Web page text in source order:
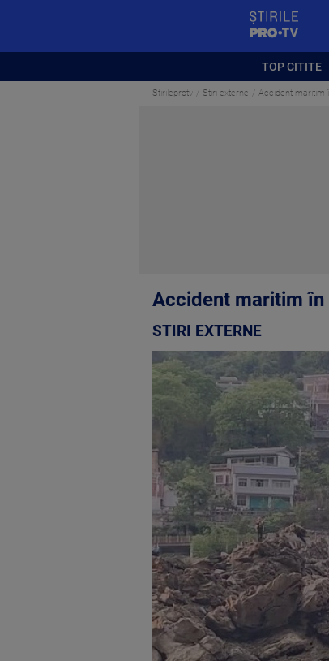
TOP CITITE
Stirileprotv Stiri externe Accident maritim
Accident maritim în
STIRI EXTERNE